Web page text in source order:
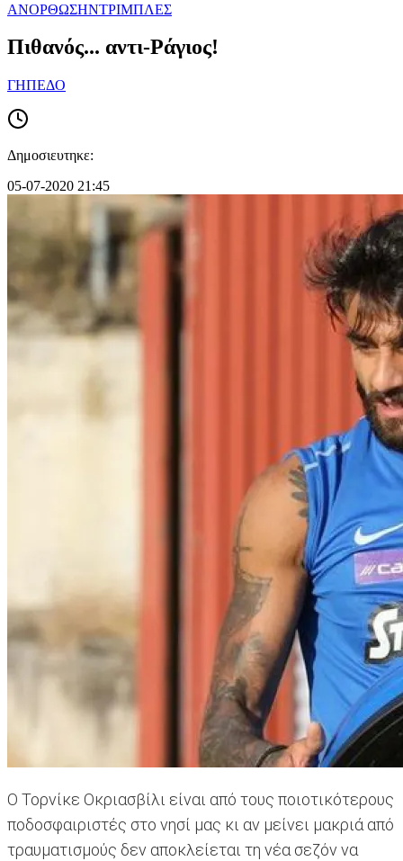
ΑΝΟΡΘΩΣΗΝΤΡΙΜΠΛΕΣ
Πιθανός... αντι-Ράγιος!
ΓΗΠΕΔΟ
Δημοσιευτηκε:
05-07-2020 21:45
Ο Τορνίκε Οκριασβίλι είναι από τους ποιοτικότερους
ποδοσφαιριστές στο νησί μας κι αν μείνει μακριά από
τραυματισμούς δεν αποκλείεται τη νέα σεζόν να